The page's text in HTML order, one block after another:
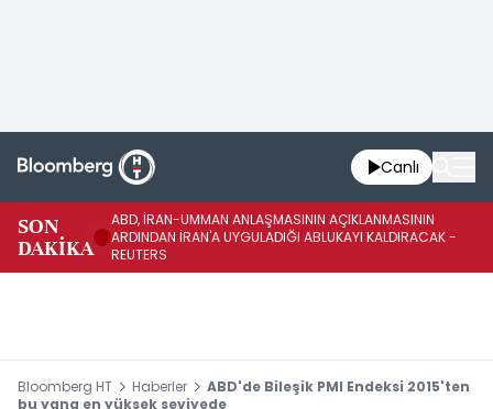
Canlı
SON
DAKİKA
ABD, İRAN-UMMAN ANLAŞMASININ AÇIKLANMASININ
ARDINDAN İRAN'A UYGULADIĞI ABLUKAYI KALDIRACAK -
REUTERS
Bloomberg HT Haberler
ABD'de Bileşik PMI Endeksi 2015'ten
bu yana en yüksek seviyede